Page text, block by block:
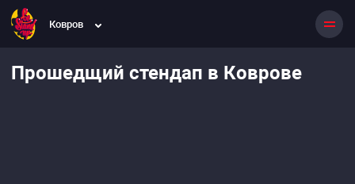
Ковров
Прошедщий стендап в Коврове